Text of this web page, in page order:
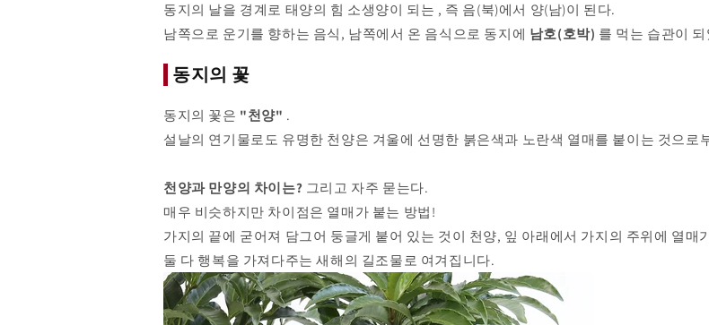
동지의 날을 경계로 태양의 힘 소생양이 되는 , 즉 음(북)에서 양(남)이 된다.
남쪽으로 운기를 향하는 음식, 남쪽에서 온 음식으로 동지에 남호(호박) 를 먹는 습관이
동지의 꽃
동지의 꽃은 "천양" .
설날의 연기물로도 유명한 천양은 겨울에 선명한 붉은색과 노란색 열매를 붙이는 것으로
천양과 만양의 차이는? 그리고 자주 묻는다.
매우 비슷하지만 차이점은 열매가 붙는 방법!
가지의 끝에 굳어져 담그어 둥글게 붙어 있는 것이 천양, 잎 아래에서 가지의 주위에 열매
둘 다 행복을 가져다주는 새해의 길조물로 여겨집니다.